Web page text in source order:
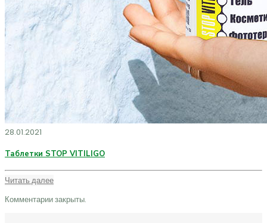
28.01.2021
Таблетки STOP VITILIGO
Читать далее
Комментарии закрыты.